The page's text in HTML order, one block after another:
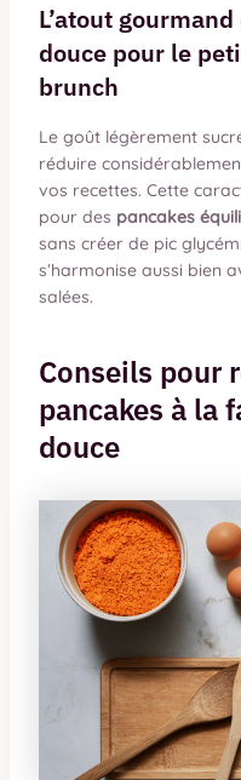
L’atout
douce pour le
brunch
Le goût légèrement
réduire
vos recettes. Cette
pour des pancakes
sans créer de pic
s’harmonise aussi bien
salées.
Conseils pour
pancakes à la
douce